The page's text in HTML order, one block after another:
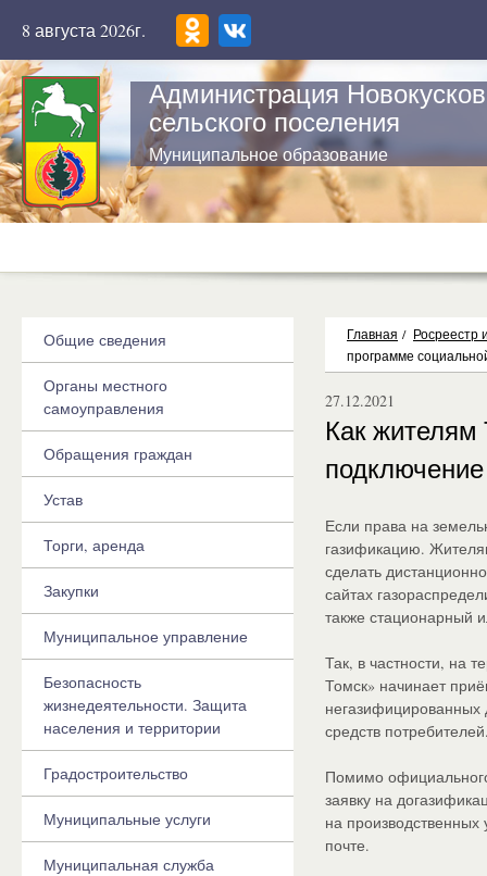
8 августа 2026г.
Администрация
сельского поселения
Муниципальное образование
Главная / Росреестр
программе
27.12.2021
Как жителям
Если права на
газификацию.
сделать
сайтах
также стационарный
Так, в частности, на
Томск» начинает
негазифицированных
средств
Помимо
заявку на
на производственных
почте.
Общие сведения
Органы местного
самоуправления
Обращения граждан
Устав
Торги, аренда
Закупки
Муниципальное управление
Безопасность
жизнедеятельности. Защита
населения и территории
Градостроительство
Муниципальные услуги
Муниципальная служба